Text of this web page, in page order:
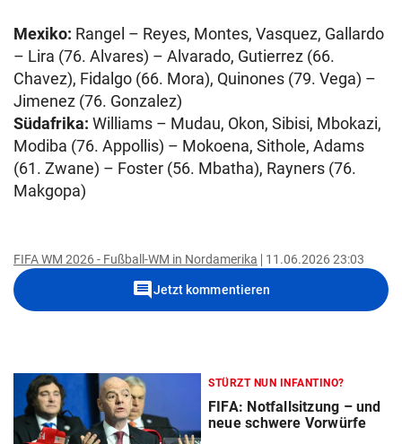
Mexiko: Rangel – Reyes, Montes, Vasquez, Gallardo
– Lira (76. Alvares) – Alvarado, Gutierrez (66.
Chavez), Fidalgo (66. Mora), Quinones (79. Vega) –
Jimenez (76. Gonzalez)
Südafrika: Williams – Mudau, Okon, Sibisi, Mbokazi,
Modiba (76. Appollis) – Mokoena, Sithole, Adams
(61. Zwane) – Foster (56. Mbatha), Rayners (76.
Makgopa)
FIFA WM 2026 - Fußball-WM in Nordamerika 11.06.2026 23:03
commentJetzt kommentieren
STÜRZT NUN INFANTINO?
FIFA: Notfallsitzung – und
neue schwere Vorwürfe